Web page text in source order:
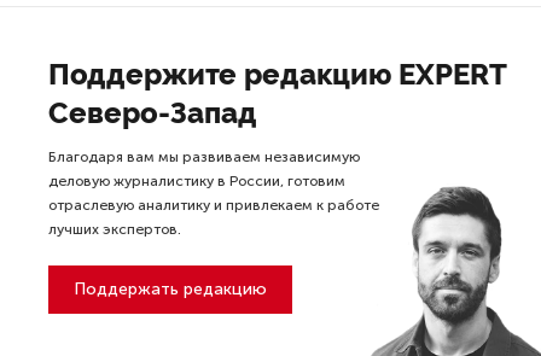
Поддержите редакцию EXPERT
Северо-Запад
Благодаря вам мы развиваем независимую
деловую журналистику в России, готовим
отраслевую аналитику и привлекаем к работе
лучших экспертов.
Поддержать редакцию